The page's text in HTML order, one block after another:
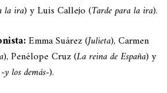
la ira) y Luis Callejo (Tarde para la ira).
Emma Suárez (Julieta), Carmen
), Penélope Cruz (La reina de España) y
los demás-).